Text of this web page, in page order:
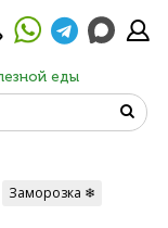
еды
Заморозка ❄